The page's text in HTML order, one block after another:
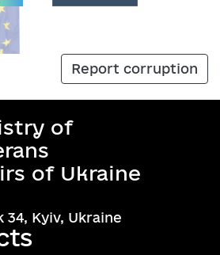
Report corruption
of
of Ukraine
34, Kyiv, Ukraine